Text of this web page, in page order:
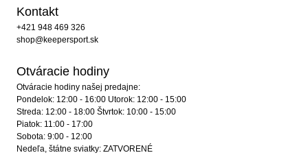
Kontakt
+421 948 469 326
shop@keepersport.sk
Otváracie hodiny
Otváracie hodiny našej predajne:
Pondelok: 12:00 - 16:00 Utorok: 12:00 - 15:00
Streda: 12:00 - 18:00 Štvrtok: 10:00 - 15:00
Piatok: 11:00 - 17:00
Sobota: 9:00 - 12:00
Nedeľa, štátne sviatky: ZATVORENÉ